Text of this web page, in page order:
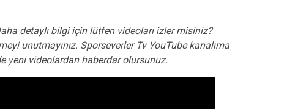
detaylı bilgi için lütfen videoları izler misiniz?
unutmayınız. Sporseverler Tv YouTube kanalıma
yeni videolardan haberdar olursunuz.